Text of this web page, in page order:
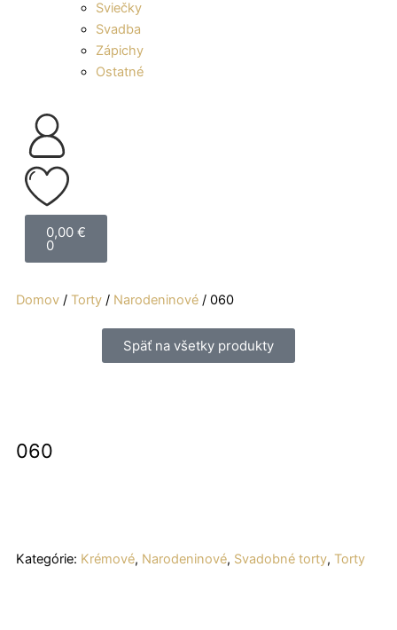
Sviečky
Svadba
Zápichy
Ostatné
0,00 €
0
Cart
Domov / Torty / Narodeninové / 060
Späť na všetky produkty
060
Kategórie: Krémové, Narodeninové, Svadobné torty, Torty